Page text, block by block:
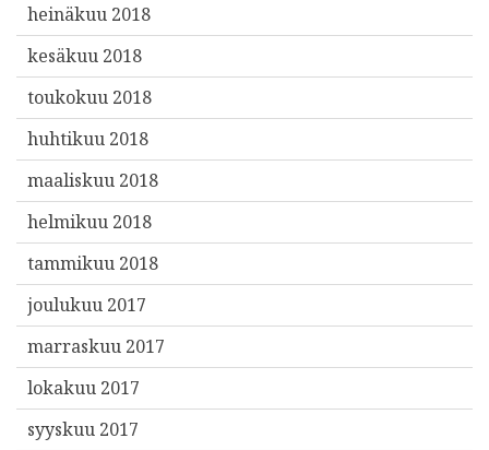
heinäkuu 2018
kesäkuu 2018
toukokuu 2018
huhtikuu 2018
maaliskuu 2018
helmikuu 2018
tammikuu 2018
joulukuu 2017
marraskuu 2017
lokakuu 2017
syyskuu 2017